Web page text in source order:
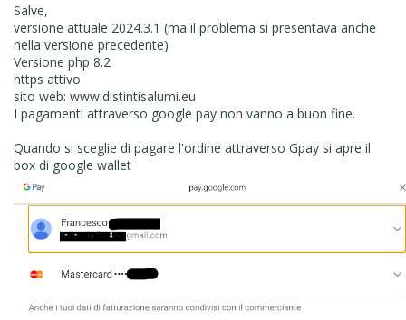
Salve,
versione attuale 2024.3.1 (ma il problema si presentava anche
nella versione precedente)
Versione php 8.2
https attivo
sito web: www.distintisalumi.eu
I pagamenti attraverso google pay non vanno a buon fine.
Quando si sceglie di pagare l'ordine attraverso Gpay si apre il
box di google wallet